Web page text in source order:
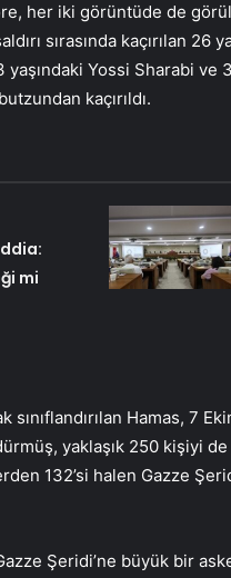
her iki görüntüde de
sırasında kaçırılan 26
Yossi Sharabi ve
kaçırıldı.
mi
Hamas, 7
yaklaşık 250 kişiyi de
132’si halen Gazze
Şeridi’ne büyük bir